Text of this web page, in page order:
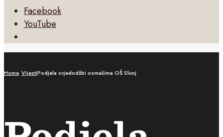
Facebook
YouTube
Search
Home VijestiPodjela svjedodžbi osmašima OŠ Slunj